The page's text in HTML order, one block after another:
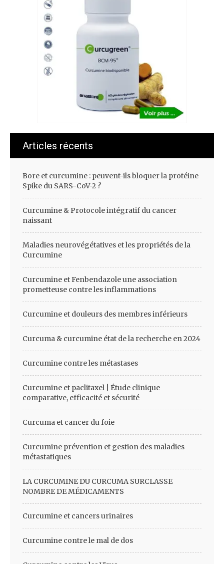
Articles récents
Bore et curcumine : peuvent-ils bloquer la protéine
Spike du SARS-CoV-2 ?
Curcumine & Protocole intégratif du cancer
naissant
Maladies neurovégétatives et les propriétés de la
Curcumine
Curcumine et Fenbendazole une association
prometteuse contre les inflammations
Curcumine et douleurs des membres inférieurs
Curcuma & curcumine état de la recherche en 2024
Curcumine contre les métastases
Curcumine et paclitaxel | Étude clinique
comparative, efficacité et sécurité
Curcuma et cancer du foie
Curcumine prévention et gestion des maladies
métastatiques
LA CURCUMINE DU CURCUMA SURCLASSE
NOMBRE DE MÉDICAMENTS
Curcumine et cancers urinaires
Curcumine contre le mal de dos